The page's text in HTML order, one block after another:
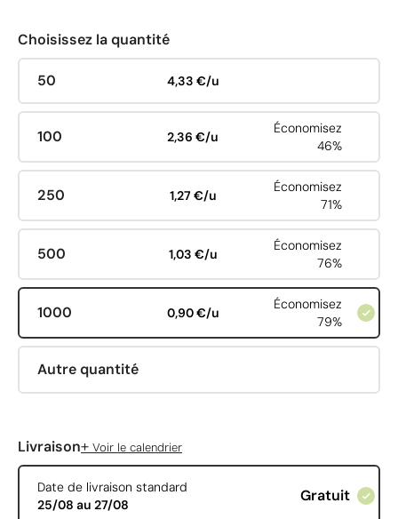
Choisissez la quantité
50 4,33 €/u
100 2,36 €/u
Économisez
46%
250 1,27 €/u
Économisez
71%
500 1,03 €/u
Économisez
76%
1000 0,90 €/u
Économisez
79%
Autre quantité
Livraison+ Voir le calendrier
Date de livraison standard
25/08 au 27/08
Gratuit